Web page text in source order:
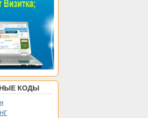
КОДЫ